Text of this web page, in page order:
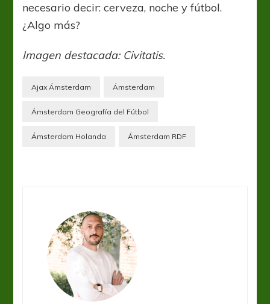
necesario decir: cerveza, noche y fútbol.
¿Algo más?
Imagen destacada: Civitatis.
Ajax Ámsterdam Ámsterdam
Ámsterdam Geografía del Fútbol
Ámsterdam Holanda Ámsterdam RDF